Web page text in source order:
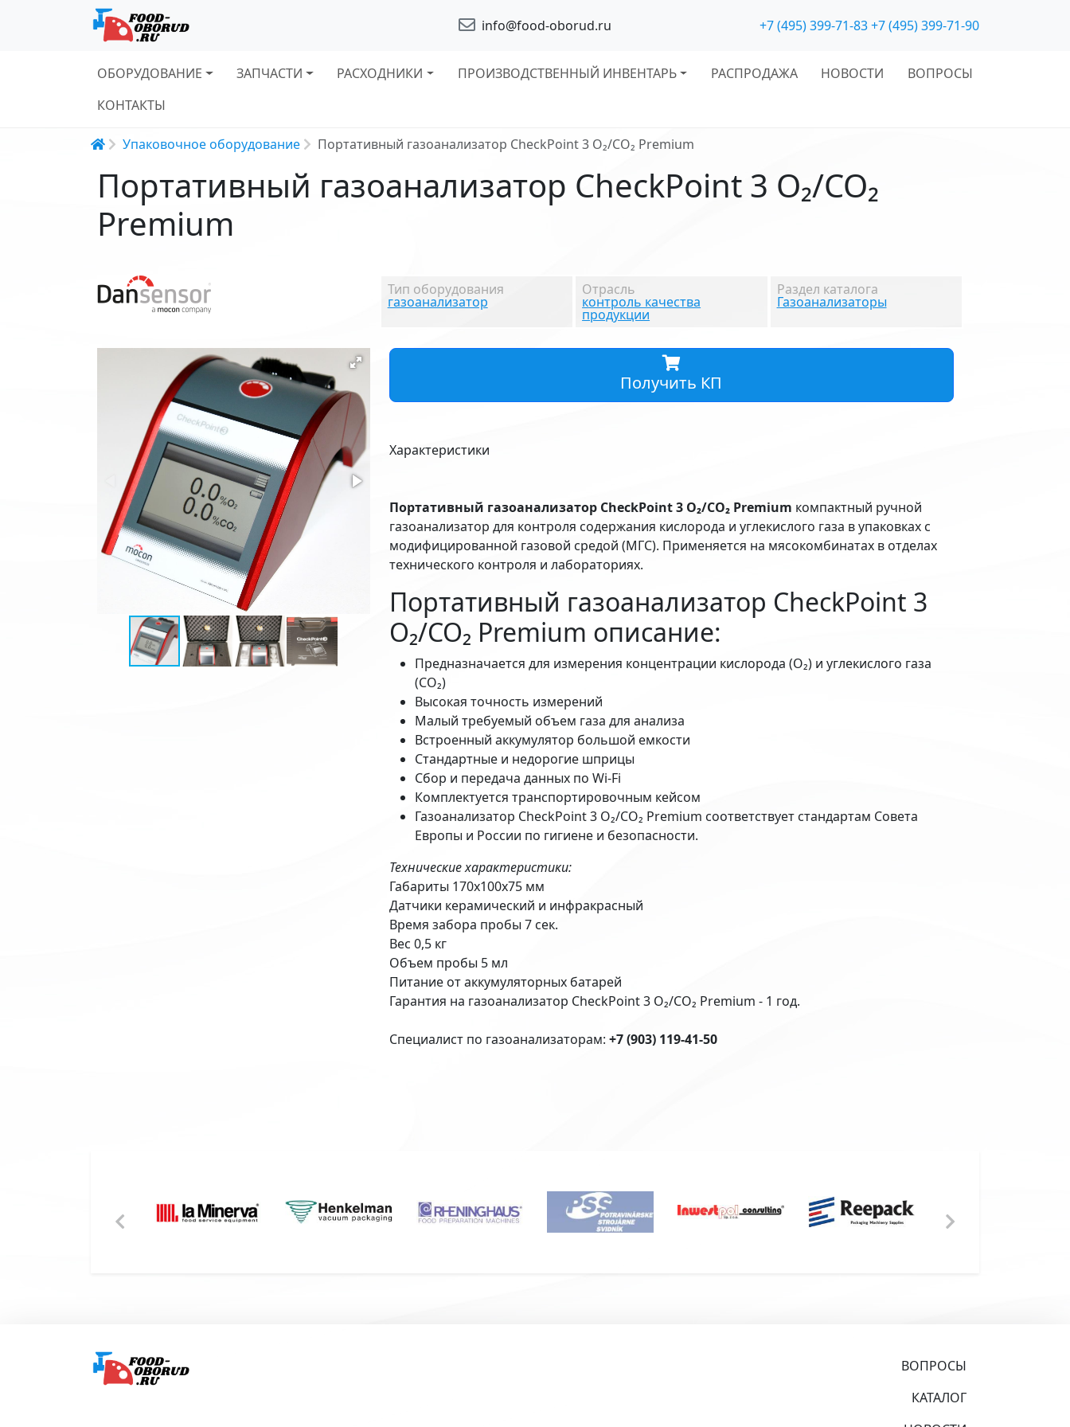
info@food-oborud.ru +7 (495) 399-71-83+7 (495) 399-71-90
Основная навигация
ОБОРУДОВАНИЕ ЗАПЧАСТИ РАСХОДНИКИ ПРОИЗВОДСТВЕННЫЙ ИНВЕНТАРЬ РАСПРОДАЖА НОВОСТИ
ВОПРОСЫ
КОНТАКТЫ
Строка навигации
Упаковочное оборудование Портативный газоанализатор CheckPoint 3 O₂/CO₂ Premium
Портативный газоанализатор CheckPoint 3 O₂/CO₂
Premium
Тип оборудования
газоанализатор
Отрасль
контроль качества
продукции
Раздел каталога
Газоанализаторы
Получить КП
Характеристики
Портативный газоанализатор CheckPoint 3 O₂/CO₂ Premium компактный ручной
газоанализатор для контроля содержания кислорода и углекислого газа в упаковках с
модифицированной газовой средой (МГС). Применяется на мясокомбинатах в отделах
технического контроля и лабораториях.
Портативный газоанализатор CheckPoint 3
O₂/CO₂ Premium описание:
Предназначается для измерения концентрации кислорода (О₂) и углекислого газа
(CO₂)
Высокая точность измерений
Малый требуемый объем газа для анализа
Встроенный аккумулятор большой емкости
Стандартные и недорогие шприцы
Сбор и передача данных по Wi-Fi
Комплектуется транспортировочным кейсом
Газоанализатор CheckPoint 3 O₂/CO₂ Premium соответствует стандартам Совета
Европы и России по гигиене и безопасности.
Технические характеристики:
Габариты 170х100х75 мм
Датчики керамический и инфракрасный
Время забора пробы 7 сек.
Вес 0,5 кг
Объем пробы 5 мл
Питание от аккумуляторных батарей
Гарантия на газоанализатор CheckPoint 3 O₂/CO₂ Premium - 1 год.
Специалист по газоанализаторам: +7 (903) 119-41-50
ВОПРОСЫ
КАТАЛОГ